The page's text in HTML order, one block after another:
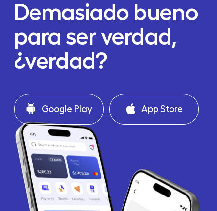
Demasiado bueno
para ser verdad,
¿verdad?
Google Play App Store